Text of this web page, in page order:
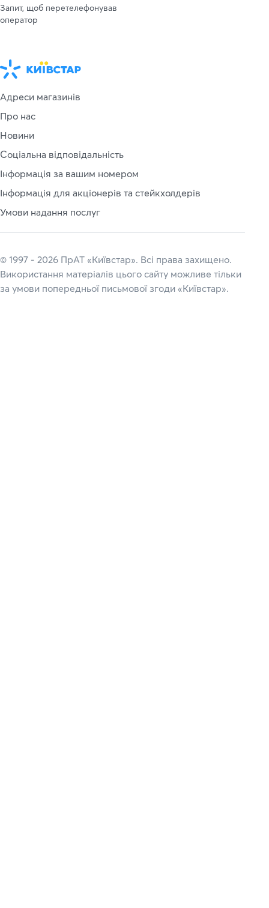
Запит, щоб перетелефонував
оператор
Адреси магазинів
Про нас
Новини
Соціальна відповідальність
Інформація за вашим номером
Інформація для акціонерів та стейкхолдерів
Умови надання послуг
© 1997 - 2026 ПрАТ «Київстар». Всі права захищено.
Використання матеріалів цього сайту можливе тільки
за умови попередньої письмової згоди «Київстар».